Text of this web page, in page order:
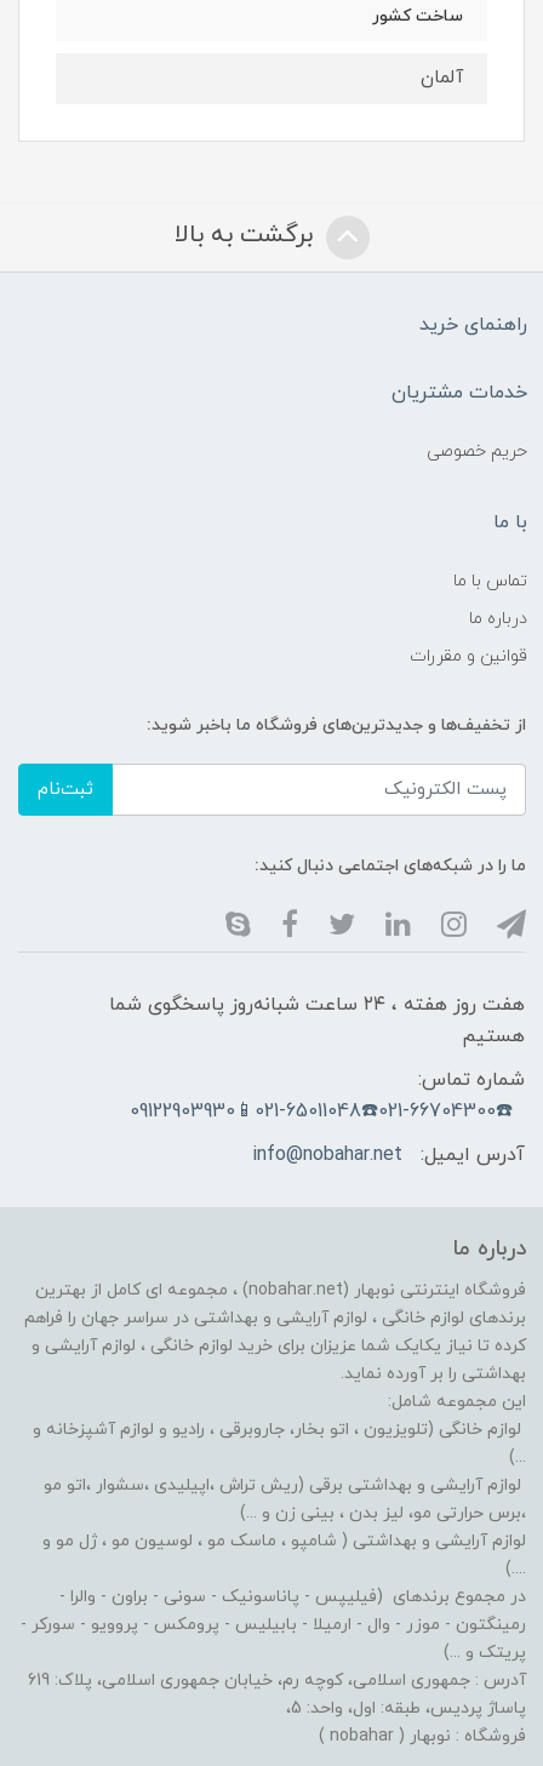
ساخت کشور
آلمان
برگشت به بالا
راهنمای خرید
خدمات مشتریان
حریم خصوصی
با ما
تماس با ما
درباره ما
قوانین و مقررات
از تخفیف‌ها و جدیدترین‌های فروشگاه ما باخبر شوید:
ثبت‌نام
ما را در شبکه‌های اجتماعی دنبال کنید:
هفت روز هفته ، ۲۴ ساعت شبانه‌روز پاسخگوی شما
هستیم
شماره تماس:
☎️021-66704300☎️021-65011048📱09122903930
آدرس ایمیل:
info@nobahar.net
درباره ما
فروشگاه اینترنتی نوبهار (nobahar.net) ، مجموعه ای کامل از بهترین
برندهای لوازم خانگی ، لوازم آرایشی و بهداشتی در سراسر جهان را فراهم
کرده تا نیاز یکایک شما عزیزان برای خرید لوازم خانگی ، لوازم آرایشی و
بهداشتی را بر آورده نماید.
این مجموعه شامل:
لوازم خانگی (تلویزیون ، اتو بخار، جاروبرقی ، رادیو و لوازم آشپزخانه و
...)
لوازم آرایشی و بهداشتی برقی (ریش تراش ،اپیلیدی ،سشوار ،اتو مو
،برس حرارتی مو، لیز بدن ، بینی زن و ...)
لوازم آرایشی و بهداشتی ( شامپو ، ماسک مو ، لوسیون مو ، ژل مو و
....)
در مجموع برندهای (فیلیپس - پاناسونیک - سونی - براون - والرا -
رمینگتون - موزر - وال - ارمیلا - بابیلیس - پرومکس - پروویو - سورکر -
پریتک و ...)
آدرس : جمهوری اسلامی، کوچه رم، خیابان جمهوری اسلامی، پلاک: 619
پاساژ پردیس، طبقه: اول، واحد: 5،
فروشگاه : نوبهار ( nobahar )